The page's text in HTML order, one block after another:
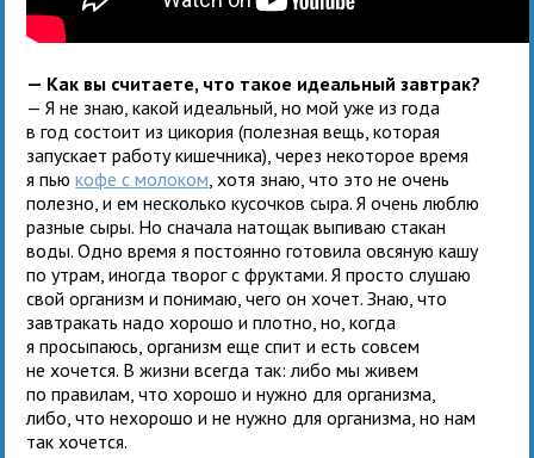
— Как вы считаете, что такое идеальный завтрак?
— Я не знаю, какой идеальный, но мой уже из года
в год состоит из цикория (полезная вещь, которая
запускает работу кишечника), через некоторое время
я пьюкофе с молоком , хотя знаю, что это не очень
полезно, и ем несколько кусочков сыра. Я очень люблю
разные сыры. Но сначала натощак выпиваю стакан
воды. Одно время я постоянно готовила овсяную кашу
по утрам, иногда творог с фруктами. Я просто слушаю
свой организм и понимаю, чего он хочет. Знаю, что
завтракать надо хорошо и плотно, но, когда
я просыпаюсь, организм еще спит и есть совсем
не хочется. В жизни всегда так: либо мы живем
по правилам, что хорошо и нужно для организма,
либо, что нехорошо и не нужно для организма, но нам
так хочется.